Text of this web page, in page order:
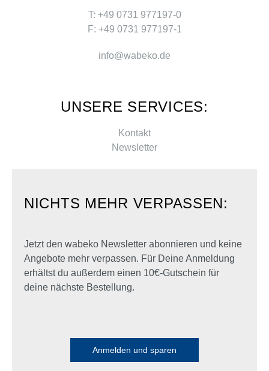
T: +49 0731 977197-0
F: +49 0731 977197-1
info@wabeko.de
UNSERE SERVICES:
Kontakt
Newsletter
NICHTS MEHR VERPASSEN:
Jetzt den wabeko Newsletter abonnieren und keine
Angebote mehr verpassen. Für Deine Anmeldung
erhältst du außerdem einen 10€-Gutschein für
deine nächste Bestellung.
Anmelden und sparen